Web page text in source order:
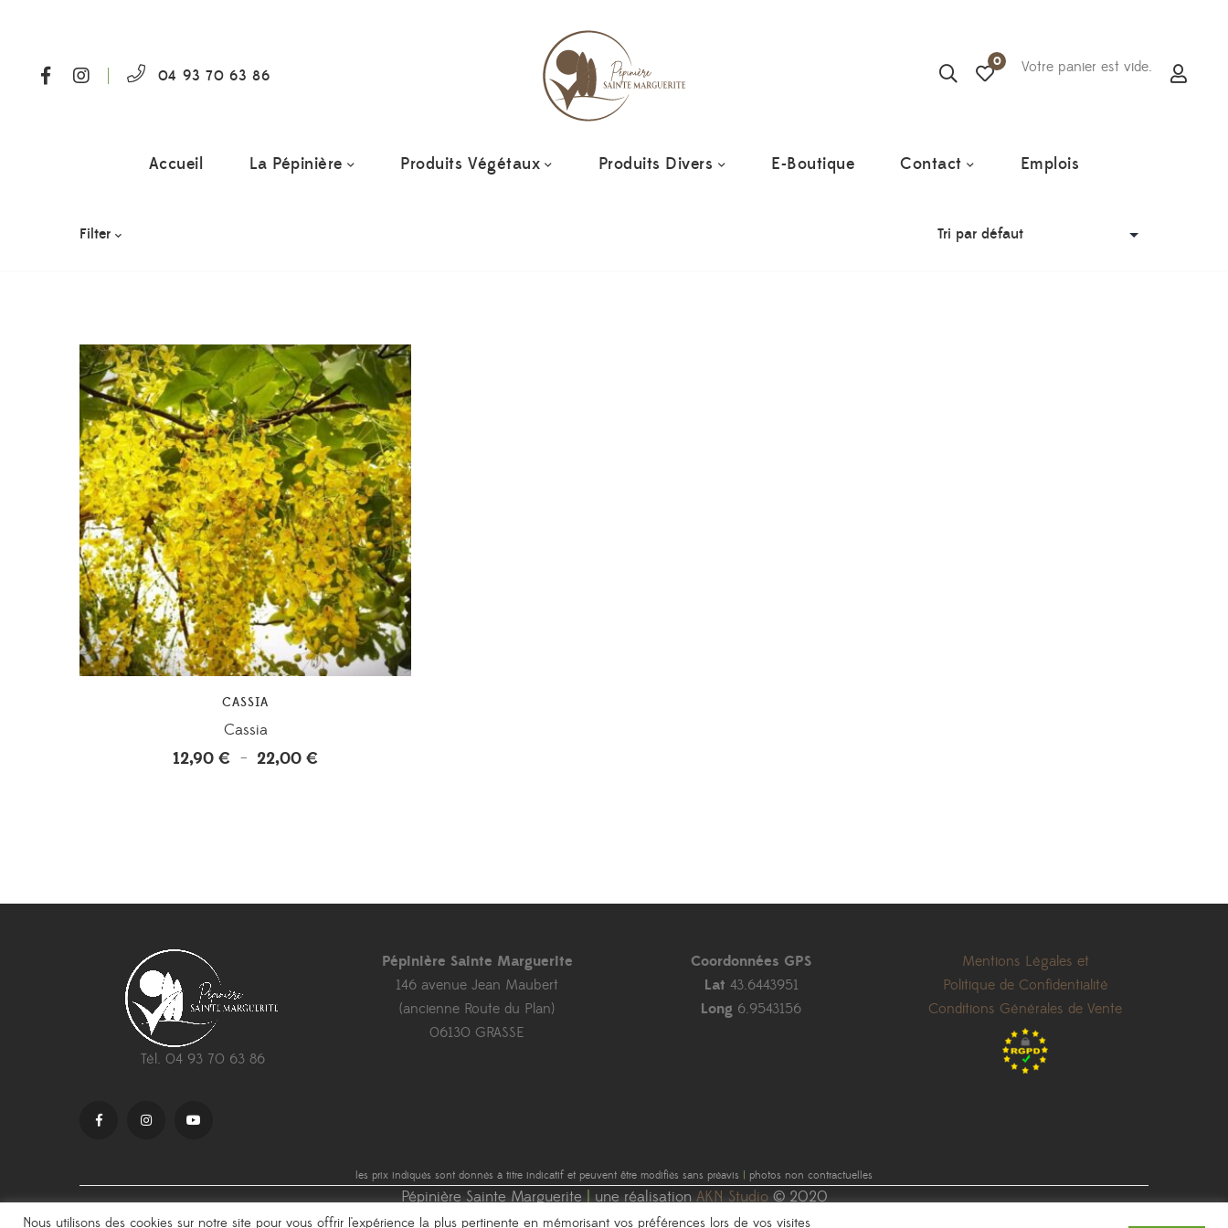
04 93 70 63 86
0 Votre panier est vide.
Accueil La Pépinière Produits Végétaux Produits Divers E-Boutique Contact Emplois
Filter
CASSIA
Cassia
12,90 € – 22,00 €Plage
Tél. 04 93 70 63 86
Pépinière Sainte Marguerite
146 avenue Jean Maubert
(ancienne Route du Plan)
06130 GRASSE
Coordonnées GPS
Lat 43.6443951
Long 6.9543156
Mentions Légales et
Politique de Confidentialité
Conditions Générales de Vente
les prix indiqués sont donnés à titre indicatif et peuvent être modifiés sans préavis | photos non contractuelles
Pépinière Sainte Marguerite une réalisation AKN Studio© 2020
Nous utilisons des cookies sur notre site pour vous offrir l'expérience la plus pertinente en mémorisant vos préférences lors de vos visites